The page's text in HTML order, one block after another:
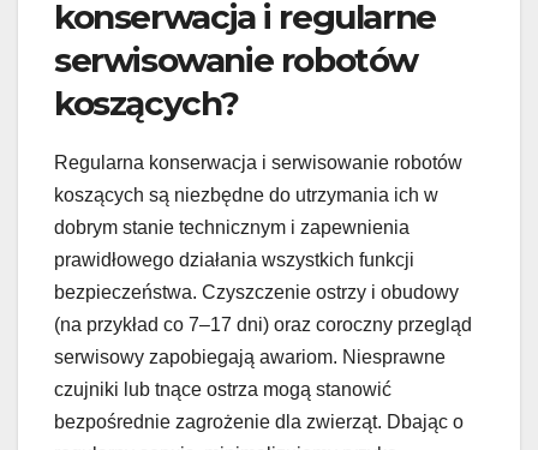
konserwacja i regularne
serwisowanie robotów
koszących?
Regularna konserwacja i serwisowanie robotów
koszących są niezbędne do utrzymania ich w
dobrym stanie technicznym i zapewnienia
prawidłowego działania wszystkich funkcji
bezpieczeństwa. Czyszczenie ostrzy i obudowy
(na przykład co 7–17 dni) oraz coroczny przegląd
serwisowy zapobiegają awariom. Niesprawne
czujniki lub tnące ostrza mogą stanowić
bezpośrednie zagrożenie dla zwierząt. Dbając o